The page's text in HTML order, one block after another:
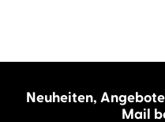
Neuheiten,
Mail